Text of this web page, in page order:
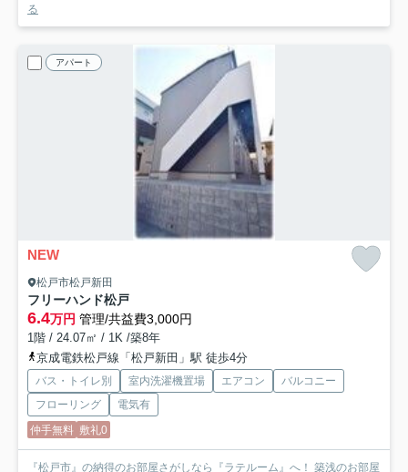
る
アパート
NEW
松戸市松戸新田
フリーハンド松戸
6.4万円 管理/共益費3,000円
1階 / 24.07㎡ / 1K /築8年
京成電鉄松戸線「松戸新田」駅 徒歩4分
バス・トイレ別 室内洗濯機置場 エアコン
バルコニー
フローリング
電気有
仲手無料 敷礼0
『松戸市』の納得のお部屋さがしなら『ラテルーム』へ！ 築浅のお部屋